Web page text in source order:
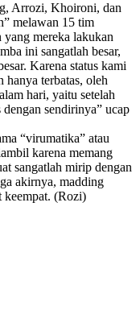
Arrozi, Khoironi, dan
melawan 15 tim
mereka lakukan
ini sangatlah besar,
Karena status kami
hanya terbatas, oleh
hari, yaitu setelah
sendirinya” ucap
“virumatika” atau
karena memang
sangatlah mirip dengan
akirnya, madding
keempat. (Rozi)